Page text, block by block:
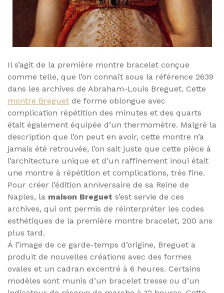
Il s’agit de la première montre bracelet conçue
comme telle, que l’on connaît sous la référence 2639
dans les archives de Abraham-Louis Breguet. Cette
montre Breguet de forme oblongue avec
complication répétition des minutes et des quarts
était également équipée d’un thermomètre. Malgré la
description que l’on peut en avoir, cette montre n’a
jamais été retrouvée, l’on sait juste que cette pièce à
l’architecture unique et d’un raffinement inouï était
une montre à répétition et complications, très fine.
Pour créer l’édition anniversaire de sa Reine de
Naples, la maison Breguet s’est servie de ces
archives, qui ont permis de réinterpréter les codes
esthétiques de la première montre bracelet, 200 ans
plus tard.
Á l’image de ce garde-temps d’origine, Breguet a
produit de nouvelles créations avec des formes
ovales et un cadran excentré à 6 heures. Certains
modèles sont munis d’un bracelet tresse ou d’un